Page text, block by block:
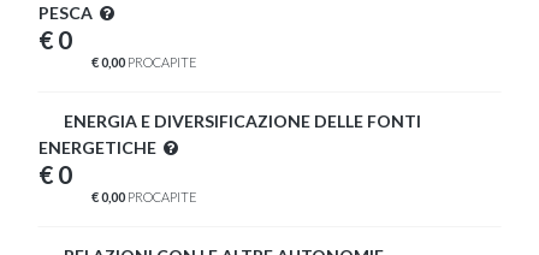
PESCA
€ 0
€ 0,00 PROCAPITE
ENERGIA E DIVERSIFICAZIONE DELLE FONTI
ENERGETICHE
€ 0
€ 0,00 PROCAPITE